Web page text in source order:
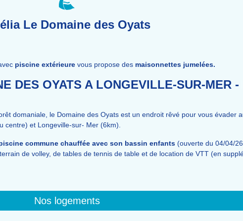
Le Domaine des Oyats
piscine extérieure vous propose des maisonnettes jumelées.
DES OYATS A LONGEVILLE-SUR-MER
domaniale, le Domaine des Oyats est un endroit rêvé pour vous évader
centre) et Longeville-sur- Mer (6km).
commune chauffée avec son bassin enfants (ouverte du 04/04/
de volley, de tables de tennis de table et de location de VTT (en
Nos logements